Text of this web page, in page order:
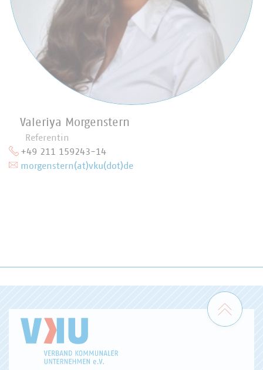
Valeriya Morgenstern
Referentin
+49 211 159243-14
morgenstern(at)vku(dot)de
Zum